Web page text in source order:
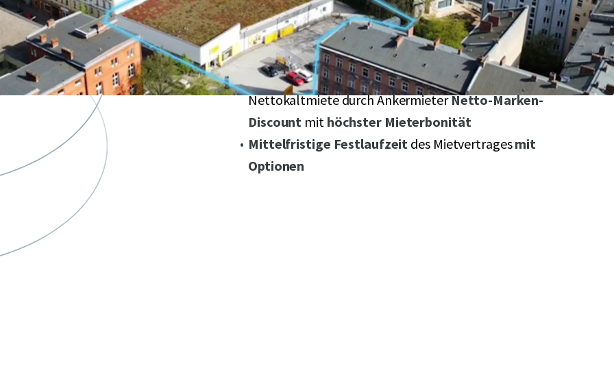
Wachstum
Der Bezirk zählt zu denam stärksten wachsenden
Bezirken Berlins
Gesicherter Cashflowin Höhe von 204.000,-- €
Nettokaltmiete durch AnkermieterNetto-Marken-
Discount mit höchster Mieterbonität
Mittelfristige Festlaufzeit des Mietvertragesmit
Optionen